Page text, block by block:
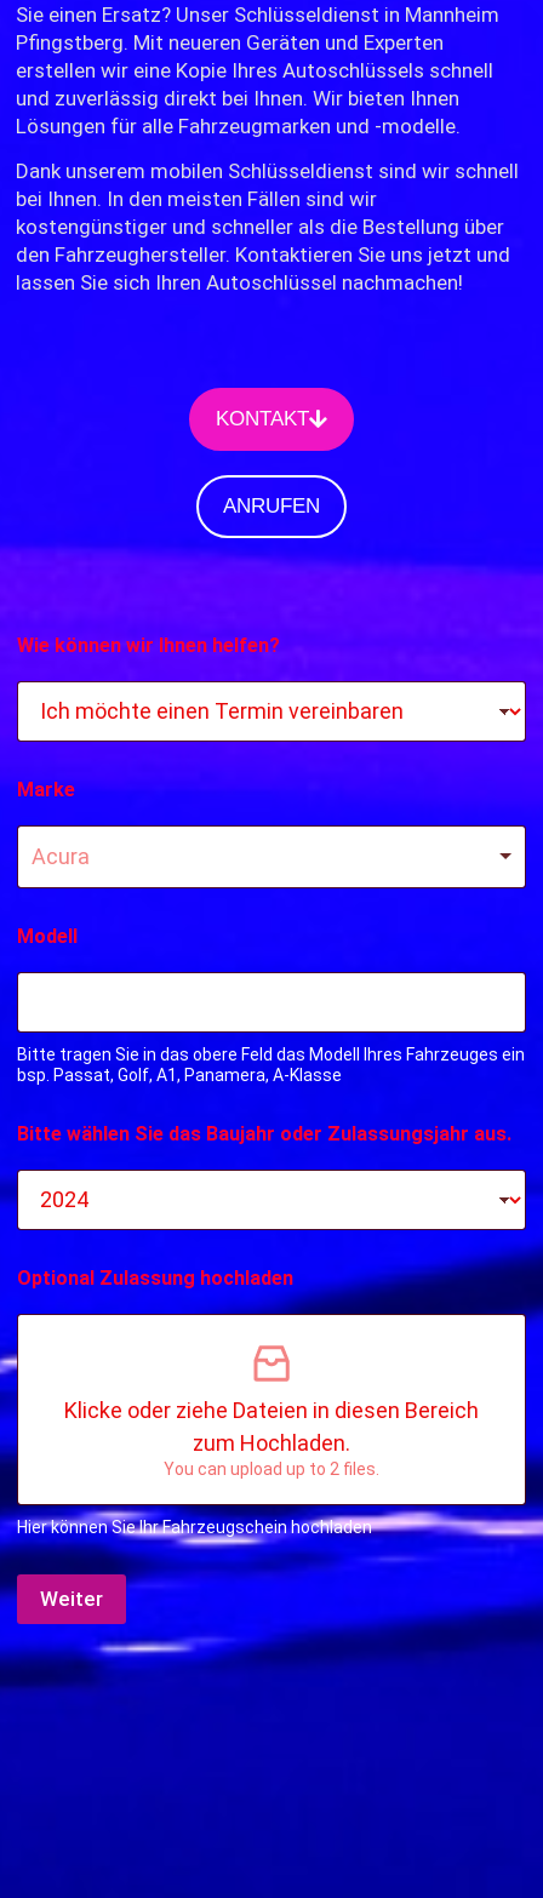
Sie einen Ersatz? Unser Schlüsseldienst in Mannheim
Pfingstberg. Mit neueren Geräten und Experten
erstellen wir eine Kopie Ihres Autoschlüssels schnell
und zuverlässig direkt bei Ihnen. Wir bieten Ihnen
Lösungen für alle Fahrzeugmarken und -modelle.
Dank unserem mobilen Schlüsseldienst sind wir schnell
bei Ihnen. In den meisten Fällen sind wir
kostengünstiger und schneller als die Bestellung über
den Fahrzeughersteller. Kontaktieren Sie uns jetzt und
lassen Sie sich Ihren Autoschlüssel nachmachen!
KONTAKT
ANRUFEN
Wie können wir Ihnen helfen?
Marke
Acura
Modell
Bitte tragen Sie in das obere Feld das Modell Ihres Fahrzeuges ein
bsp. Passat, Golf, A1, Panamera, A-Klasse
Bitte wählen Sie das Baujahr oder Zulassungsjahr aus.
Optional Zulassung hochladen
Klicke oder ziehe Dateien in diesen Bereich
zum Hochladen.
You can upload up to 2 files.
Hier können Sie Ihr Fahrzeugschein hochladen
Weiter